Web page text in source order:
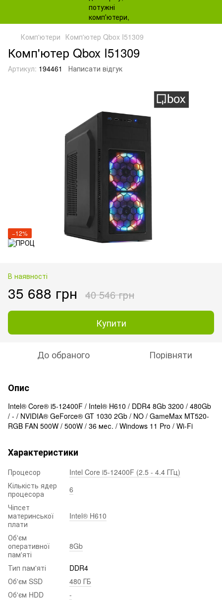
Комп'ютери Комп'ютер Qbox I51309
Комп'ютер Qbox I51309
Артикул: 194461 Написати відгук
−12%
В наявності
35 688 грн 40 546 грн
Купити
До обраного Порівняти
Опис
Intel® Core® i5-12400F / Intel® H610 / DDR4 8Gb 3200 / 480Gb
/ - / NVIDIA® GeForce® GT 1030 2Gb / NO / GameMax MT520-
RGB FAN 500W / 500W / 36 мес. / Windows 11 Pro / Wi-Fi
Характеристики
Процесор
Intel Core i5-12400F (2.5 - 4.4 ГГц)
Кількість ядер
процесора
6
Чіпсет
материнської
плати
Intel® H610
Об'єм
оперативної
пам'яті
8Gb
Тип пам'яті
DDR4
Об'єм SSD
480 ГБ
Об'єм HDD
-